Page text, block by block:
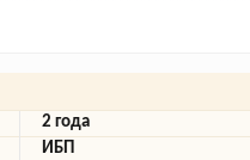
2 года
ИБП